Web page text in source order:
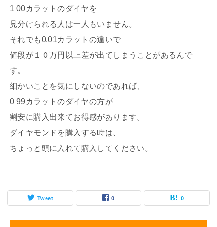
1.00カラットのダイヤを
見分けられる人は一人もいません。
それでも0.01カラットの違いで
値段が１０万円以上差が出てしまうことがあるんで
す。
細かいことを気にしないのであれば、
0.99カラットのダイヤの方が
割安に購入出来てお得感があります。
ダイヤモンドを購入する時は、
ちょっと頭に入れて購入してください。
Tweet 0 0